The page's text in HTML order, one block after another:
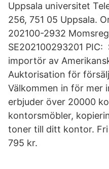
Uppsala universitet
256, 751 05 Uppsala.
202100-2932
SE202100293201 PIC:
importör av
Auktorisation för
Välkommen in för mer
erbjuder över 20000
kontorsmöbler,
toner till ditt kontor.
795 kr.